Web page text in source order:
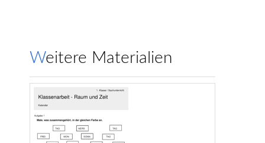
Weitere Materialien